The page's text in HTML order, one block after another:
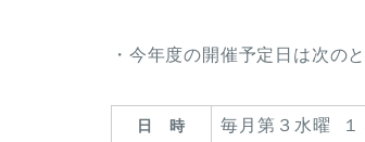
・今年度の開催予定日は次の
日 時 毎月第３水曜 １